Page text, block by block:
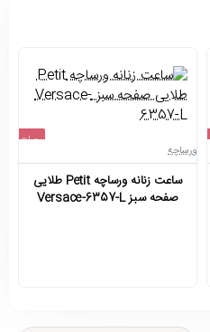
حراج
اتمام موجودی
ورساچه
ساعت زنانه ورساچه Petit طلایی
صفحه سبز Versace-6357-L